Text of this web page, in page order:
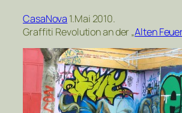
CasaNova 1.Mai 2010.
Graffiti Revolution an der „Alten